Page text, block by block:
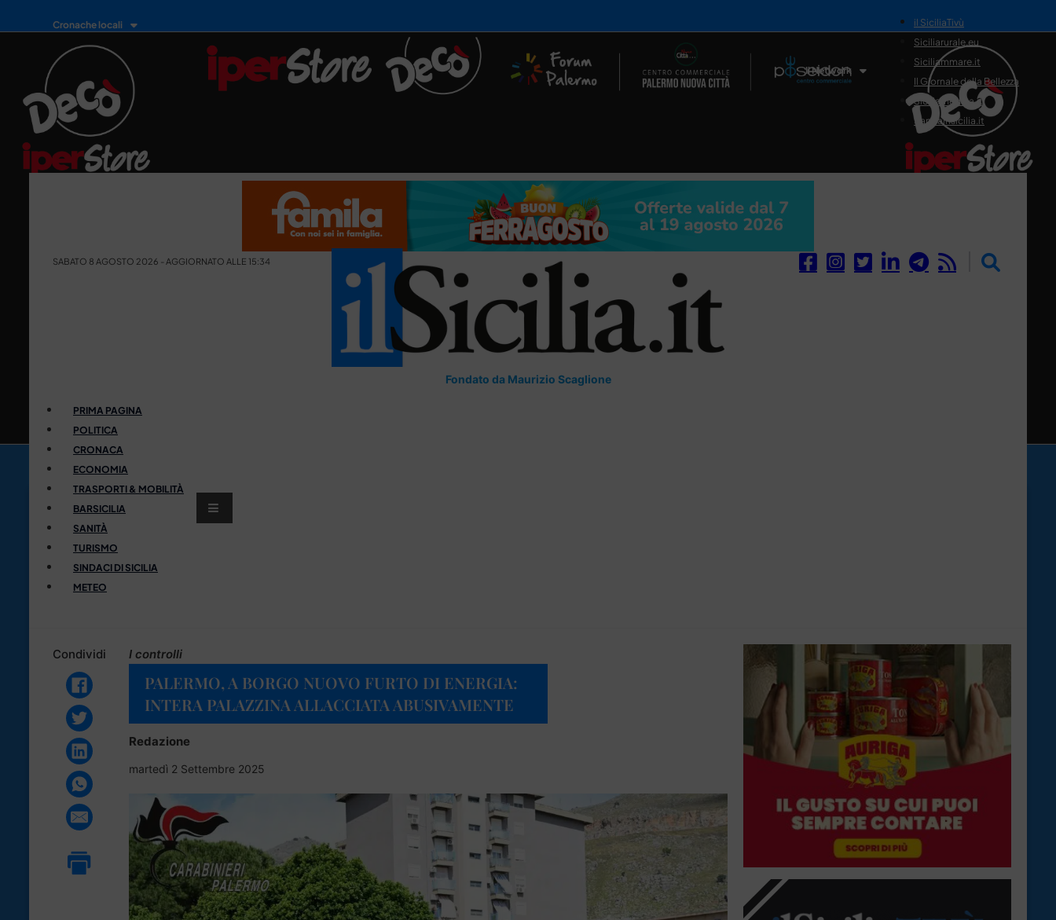
Cronache locali
Il Network
il SiciliaTivù
Siciliarurale.eu
Siciliammare.it
Il Giornale della Bellezza
Siciliamedica.it
Sanitainsicilia.it
SABATO 8 AGOSTO 2026 - AGGIORNATO ALLE 15:34
Fondato da Maurizio Scaglione
PRIMA PAGINA
POLITICA
CRONACA
ECONOMIA
TRASPORTI & MOBILITÀ
BARSICILIA
SANITÀ
TURISMO
SINDACI DI SICILIA
METEO
Condividi I controlli
PALERMO, A BORGO NUOVO FURTO DI ENERGIA:
INTERA PALAZZINA ALLACCIATA ABUSIVAMENTE
Redazione
martedì 2 Settembre 2025